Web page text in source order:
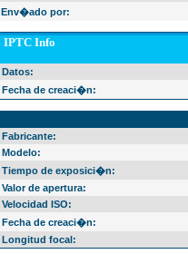
Env�ado por:
IPTC Info
Datos:
Fecha de creaci�n:
Fabricante:
Modelo:
Tiempo de exposici�n:
Valor de apertura:
Velocidad ISO:
Fecha de creaci�n:
Longitud focal: